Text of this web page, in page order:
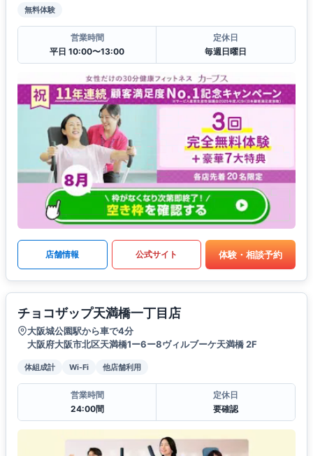
無料体験
営業時間
平日 10:00〜13:00
定休日
毎週日曜日
店舗情報 公式サイト 体験・相談予約
チョコザップ天満橋一丁目店
大阪城公園駅から車で4分
大阪府大阪市北区天満橋1ー6ー8ヴィルブーケ天満橋 2F
体組成計 Wi-Fi 他店舗利用
営業時間
24:00間
定休日
要確認